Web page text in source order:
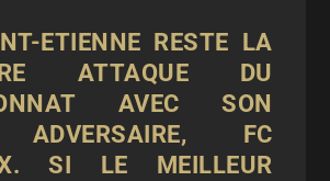
ETIENNE RESTE LA
ATTAQUE DU
AVEC SON
ADVERSAIRE, FC
SI LE MEILLEUR